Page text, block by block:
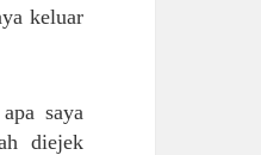
keluar
saya
diejek